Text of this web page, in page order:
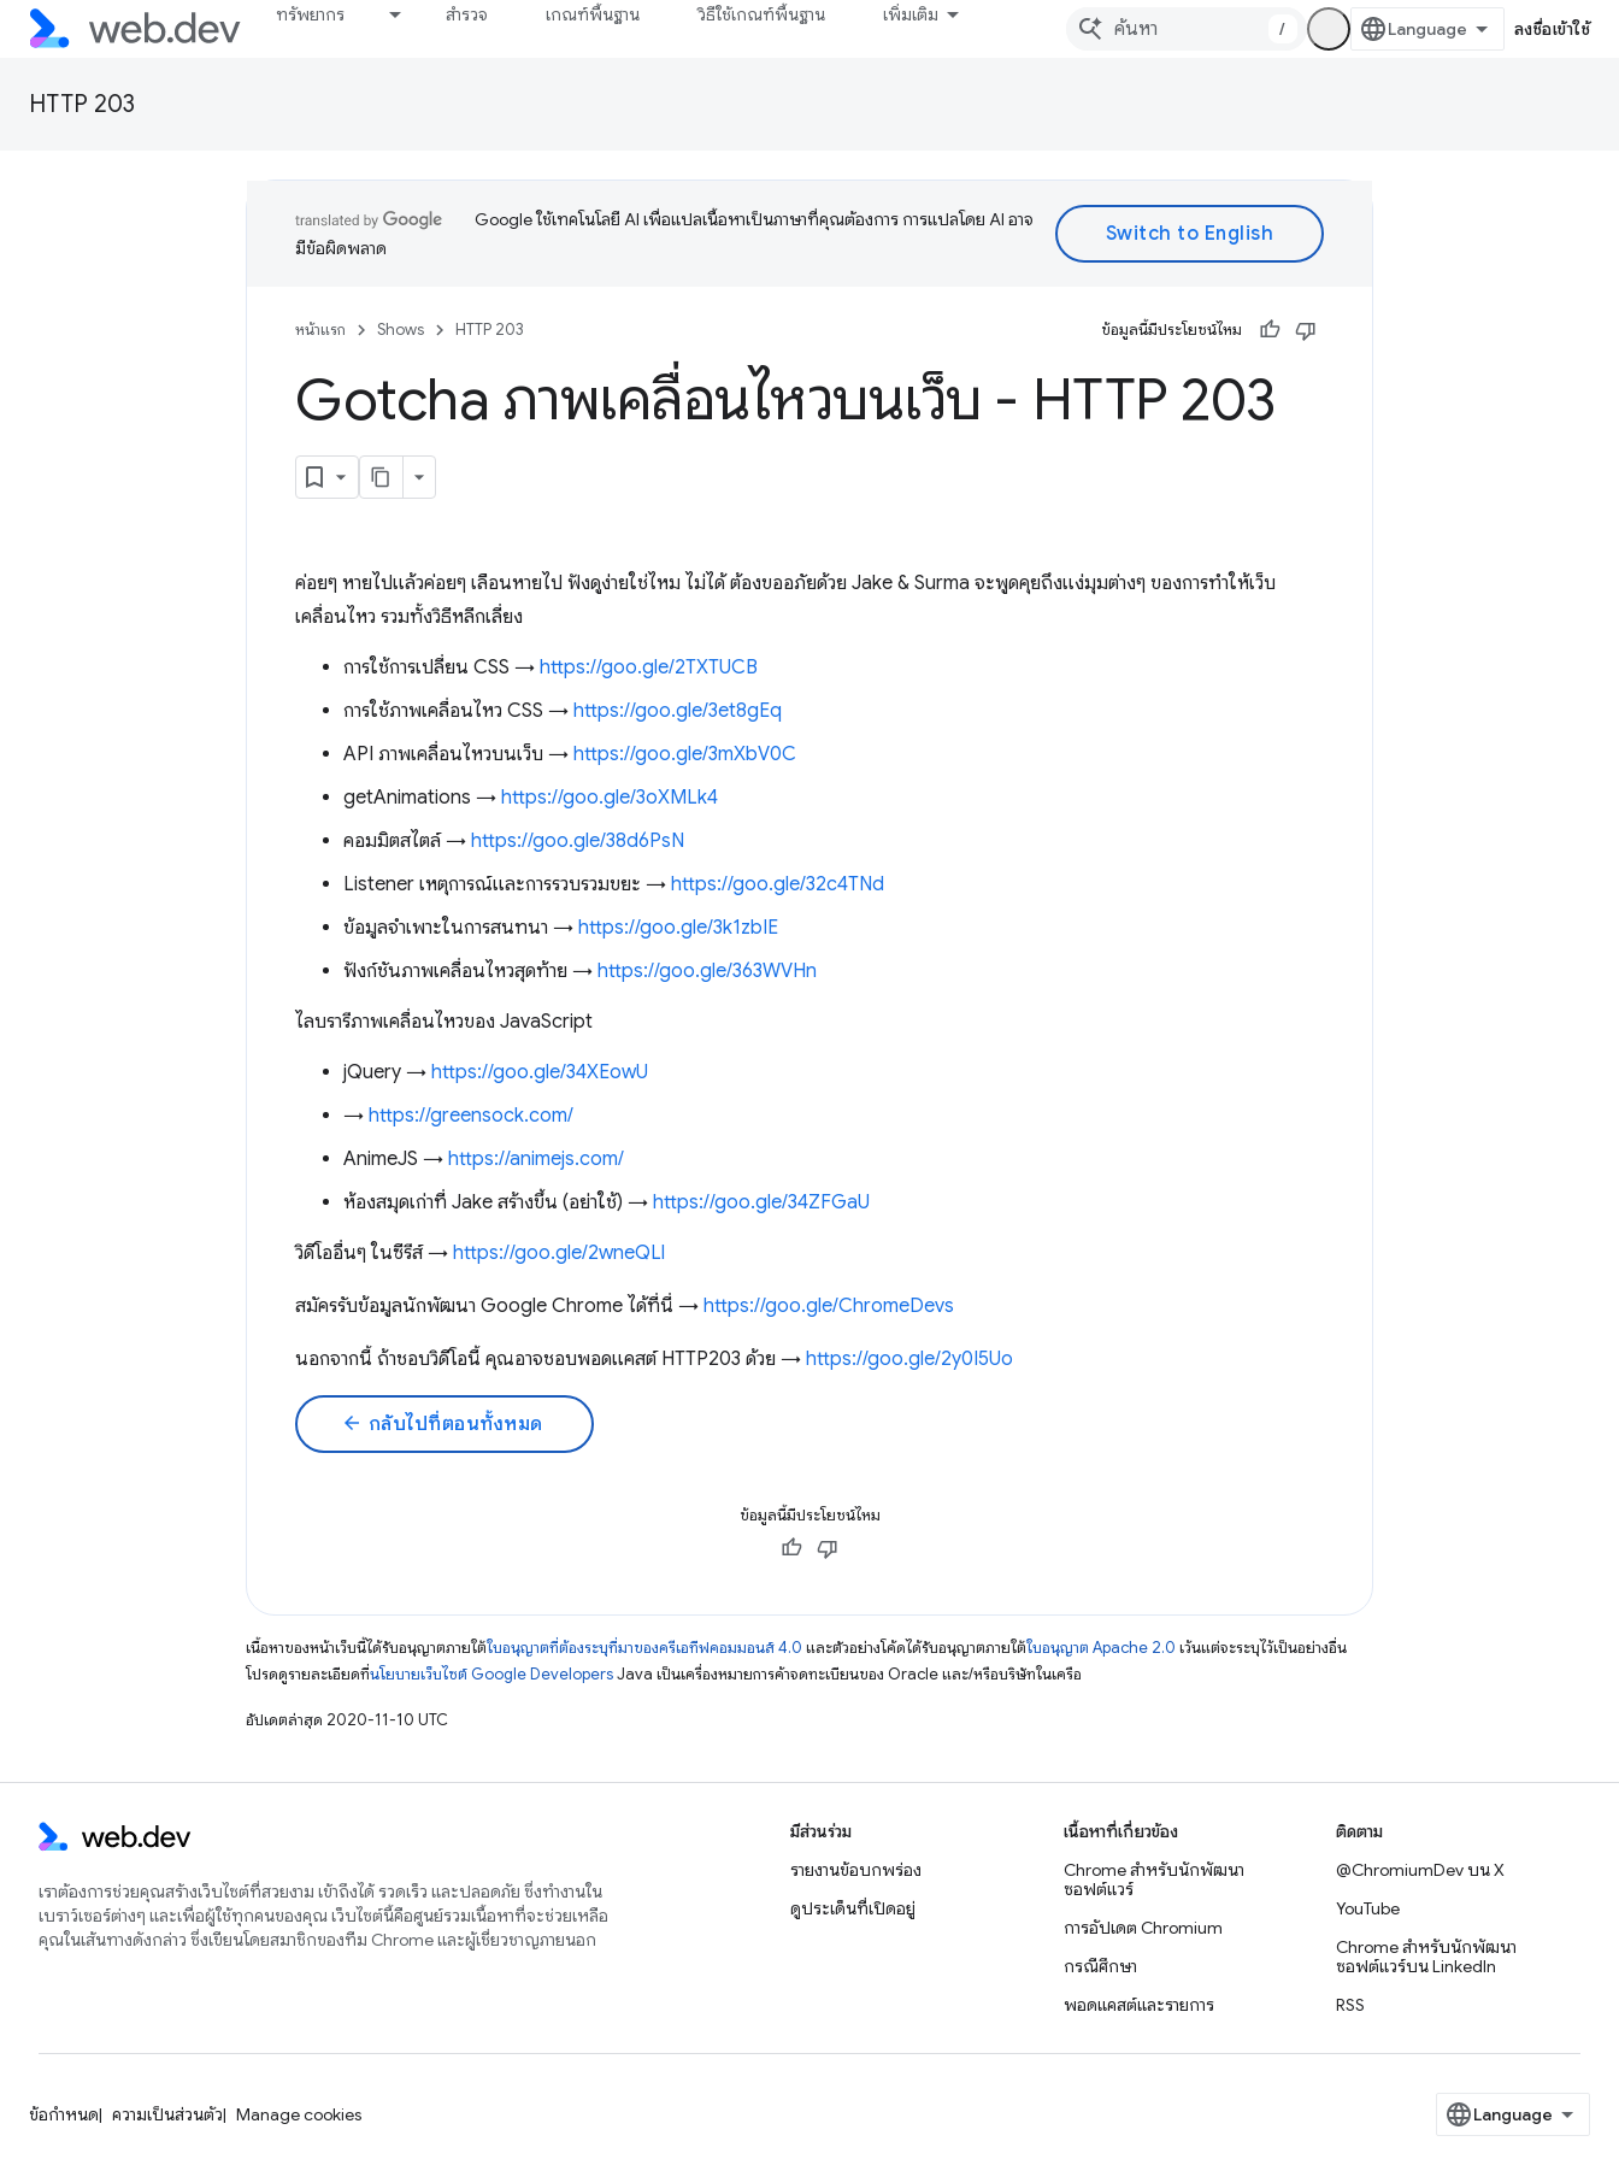
ทรัพยากร สำรวจ เกณฑ์พื้นฐาน วิธีใช้เกณฑ์พื้นฐาน เพิ่มเติม
/ ลงชื่อเข้าใช้
HTTP 203
Google ใช้เทคโนโลยี AI เพื่อแปลเนื้อหาเป็นภาษาที่คุณต้องการ การแปลโดย AI อาจ
มีข้อผิดพลาด
หน้าแรก Shows HTTP 203 ข้อมูลนี้มีประโยชน์ไหม
Gotcha ภาพเคลื่อนไหวบนเว็บ - HTTP 203
ค่อยๆ หายไปแล้วค่อยๆ เลือนหายไป ฟังดูง่ายใช่ไหม ไม่ได้ ต้องขออภัยด้วย Jake & Surma จะพูดคุยถึงแง่มุมต่างๆ ของการทำให้เว็บ
เคลื่อนไหว รวมทั้งวิธีหลีกเลี่ยง
การใช้การเปลี่ยน CSS → https://goo.gle/2TXTUCB
การใช้ภาพเคลื่อนไหว CSS → https://goo.gle/3et8gEq
API ภาพเคลื่อนไหวบนเว็บ → https://goo.gle/3mXbV0C
getAnimations → https://goo.gle/3oXMLk4
คอมมิตสไตล์ → https://goo.gle/38d6PsN
Listener เหตุการณ์และการรวบรวมขยะ → https://goo.gle/32c4TNd
ข้อมูลจำเพาะในการสนทนา → https://goo.gle/3k1zbIE
ฟังก์ชันภาพเคลื่อนไหวสุดท้าย → https://goo.gle/363WVHn
ไลบรารีภาพเคลื่อนไหวของ JavaScript
jQuery → https://goo.gle/34XEowU
→ https://greensock.com/
AnimeJS → https://animejs.com/
ห้องสมุดเก่าที่ Jake สร้างขึ้น (อย่าใช้) → https://goo.gle/34ZFGaU
วิดีโออื่นๆ ในซีรีส์ → https://goo.gle/2wneQLl
สมัครรับข้อมูลนักพัฒนา Google Chrome ได้ที่นี่ → https://goo.gle/ChromeDevs
นอกจากนี้ ถ้าชอบวิดีโอนี้ คุณอาจชอบพอดแคสต์ HTTP203 ด้วย → https://goo.gle/2y0I5Uo
arrow_back กลับไปที่ตอนทั้งหมด
ข้อมูลนี้มีประโยชน์ไหม
เนื้อหาของหน้าเว็บนี้ได้รับอนุญาตภายใต้ใบอนุญาตที่ต้องระบุที่มาของครีเอทีฟคอมมอนส์ 4.0 และตัวอย่างโค้ดได้รับอนุญาตภายใต้ใบอนุญาต Apache 2.0 เว้นแต่จะระบุไว้เป็นอย่างอื่น
โปรดดูรายละเอียดที่นโยบายเว็บไซต์ Google DevelopersJava เป็นเครื่องหมายการค้าจดทะเบียนของ Oracle และ/หรือบริษัทในเครือ
อัปเดตล่าสุด 2020-11-10 UTC
เราต้องการช่วยคุณสร้างเว็บไซต์ที่สวยงาม เข้าถึงได้ รวดเร็ว และปลอดภัย ซึ่งทำงานใน
เบราว์เซอร์ต่างๆ และเพื่อผู้ใช้ทุกคนของคุณ เว็บไซต์นี้คือศูนย์รวมเนื้อหาที่จะช่วยเหลือ
คุณในเส้นทางดังกล่าว ซึ่งเขียนโดยสมาชิกของทีม Chrome และผู้เชี่ยวชาญภายนอก
มีส่วนร่วม
รายงานข้อบกพร่อง
ดูประเด็นที่เปิดอยู่
เนื้อหาที่เกี่ยวข้อง
Chrome สำหรับนักพัฒนา
ซอฟต์แวร์
การอัปเดต Chromium
กรณีศึกษา
พอดแคสต์และรายการ
ติดตาม
@ChromiumDev บน X
YouTube
Chrome สำหรับนักพัฒนา
ซอฟต์แวร์บน LinkedIn
RSS
ข้อกำหนด ความเป็นส่วนตัว Manage cookies